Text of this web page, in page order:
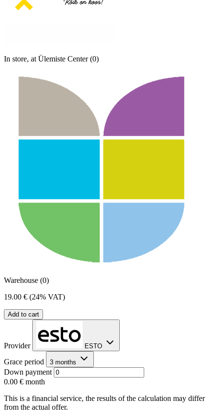
In store, at Ülemiste Center (0)
Warehouse (0)
19.00 € (24% VAT)
Add to cart
Provider ESTO
Grace period 3 months
Down payment
0.00 € month
This is a financial service, the results of the calculation may differ
from the actual offer.